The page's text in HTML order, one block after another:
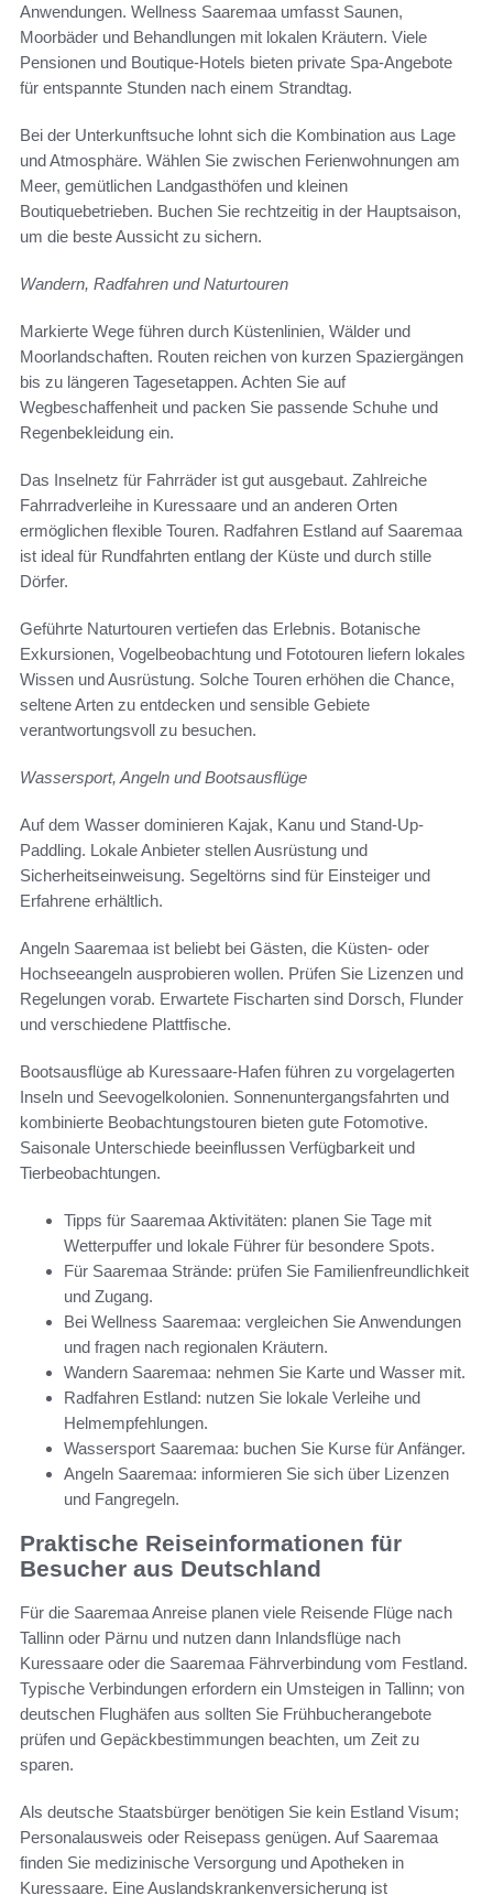
Anwendungen. Wellness Saaremaa umfasst Saunen,
Moorbäder und Behandlungen mit lokalen Kräutern. Viele
Pensionen und Boutique-Hotels bieten private Spa-Angebote
für entspannte Stunden nach einem Strandtag.
Bei der Unterkunftsuche lohnt sich die Kombination aus Lage
und Atmosphäre. Wählen Sie zwischen Ferienwohnungen am
Meer, gemütlichen Landgasthöfen und kleinen
Boutiquebetrieben. Buchen Sie rechtzeitig in der Hauptsaison,
um die beste Aussicht zu sichern.
Wandern, Radfahren und Naturtouren
Markierte Wege führen durch Küstenlinien, Wälder und
Moorlandschaften. Routen reichen von kurzen Spaziergängen
bis zu längeren Tagesetappen. Achten Sie auf
Wegbeschaffenheit und packen Sie passende Schuhe und
Regenbekleidung ein.
Das Inselnetz für Fahrräder ist gut ausgebaut. Zahlreiche
Fahrradverleihe in Kuressaare und an anderen Orten
ermöglichen flexible Touren. Radfahren Estland auf Saaremaa
ist ideal für Rundfahrten entlang der Küste und durch stille
Dörfer.
Geführte Naturtouren vertiefen das Erlebnis. Botanische
Exkursionen, Vogelbeobachtung und Fototouren liefern lokales
Wissen und Ausrüstung. Solche Touren erhöhen die Chance,
seltene Arten zu entdecken und sensible Gebiete
verantwortungsvoll zu besuchen.
Wassersport, Angeln und Bootsausflüge
Auf dem Wasser dominieren Kajak, Kanu und Stand-Up-
Paddling. Lokale Anbieter stellen Ausrüstung und
Sicherheitseinweisung. Segeltörns sind für Einsteiger und
Erfahrene erhältlich.
Angeln Saaremaa ist beliebt bei Gästen, die Küsten- oder
Hochseeangeln ausprobieren wollen. Prüfen Sie Lizenzen und
Regelungen vorab. Erwartete Fischarten sind Dorsch, Flunder
und verschiedene Plattfische.
Bootsausflüge ab Kuressaare-Hafen führen zu vorgelagerten
Inseln und Seevogelkolonien. Sonnenuntergangsfahrten und
kombinierte Beobachtungstouren bieten gute Fotomotive.
Saisonale Unterschiede beeinflussen Verfügbarkeit und
Tierbeobachtungen.
Tipps für Saaremaa Aktivitäten: planen Sie Tage mit
Wetterpuffer und lokale Führer für besondere Spots.
Für Saaremaa Strände: prüfen Sie Familienfreundlichkeit
und Zugang.
Bei Wellness Saaremaa: vergleichen Sie Anwendungen
und fragen nach regionalen Kräutern.
Wandern Saaremaa: nehmen Sie Karte und Wasser mit.
Radfahren Estland: nutzen Sie lokale Verleihe und
Helmempfehlungen.
Wassersport Saaremaa: buchen Sie Kurse für Anfänger.
Angeln Saaremaa: informieren Sie sich über Lizenzen
und Fangregeln.
Praktische Reiseinformationen für
Besucher aus Deutschland
Für die Saaremaa Anreise planen viele Reisende Flüge nach
Tallinn oder Pärnu und nutzen dann Inlandsflüge nach
Kuressaare oder die Saaremaa Fährverbindung vom Festland.
Typische Verbindungen erfordern ein Umsteigen in Tallinn; von
deutschen Flughäfen aus sollten Sie Frühbucherangebote
prüfen und Gepäckbestimmungen beachten, um Zeit zu
sparen.
Als deutsche Staatsbürger benötigen Sie kein Estland Visum;
Personalausweis oder Reisepass genügen. Auf Saaremaa
finden Sie medizinische Versorgung und Apotheken in
Kuressaare. Eine Auslandskrankenversicherung ist